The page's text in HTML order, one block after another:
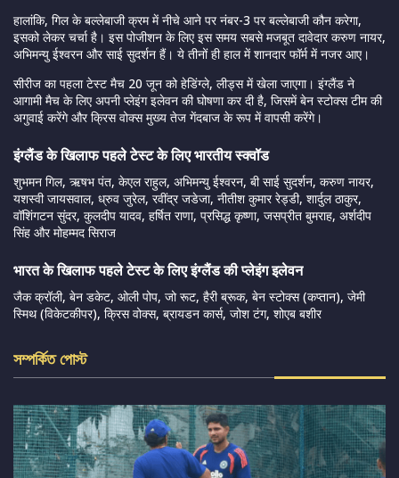
हालांकि, गिल के बल्लेबाजी क्रम में नीचे आने पर नंबर-3 पर बल्लेबाजी कौन करेगा,
इसको लेकर चर्चा है। इस पोजीशन के लिए इस समय सबसे मजबूत दावेदार करुण नायर,
अभिमन्यु ईश्वरन और साई सुदर्शन हैं। ये तीनों ही हाल में शानदार फॉर्म में नजर आए।
सीरीज का पहला टेस्ट मैच 20 जून को हेडिंग्ले, लीड्स में खेला जाएगा। इंग्लैंड ने
आगामी मैच के लिए अपनी प्लेइंग इलेवन की घोषणा कर दी है, जिसमें बेन स्टोक्स टीम की
अगुवाई करेंगे और क्रिस वोक्स मुख्य तेज गेंदबाज के रूप में वापसी करेंगे।
इंग्लैंड के खिलाफ पहले टेस्ट के लिए भारतीय स्क्वॉड
शुभमन गिल, ऋषभ पंत, केएल राहुल, अभिमन्यु ईश्वरन, बी साई सुदर्शन, करुण नायर,
यशस्वी जायसवाल, ध्रुव जुरेल, रवींद्र जडेजा, नीतीश कुमार रेड्डी, शार्दुल ठाकुर,
वॉशिंगटन सुंदर, कुलदीप यादव, हर्षित राणा, प्रसिद्ध कृष्णा, जसप्रीत बुमराह, अर्शदीप
सिंह और मोहम्मद सिराज
भारत के खिलाफ पहले टेस्ट के लिए इंग्लैंड की प्लेइंग इलेवन
जैक क्रॉली, बेन डकेट, ओली पोप, जो रूट, हैरी ब्रूक, बेन स्टोक्स (कप्तान), जेमी
स्मिथ (विकेटकीपर), क्रिस वोक्स, ब्रायडन कार्स, जोश टंग, शोएब बशीर
সম্পর্কিত পোস্ট